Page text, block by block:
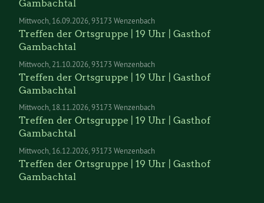
Gambachtal
Mittwoch 16.09.2026 93173 Wenzenbach
Treffen der Ortsgruppe | 19 Uhr | Gasthof
Gambachtal
Mittwoch 21.10.2026 93173 Wenzenbach
Treffen der Ortsgruppe | 19 Uhr | Gasthof
Gambachtal
Mittwoch 18.11.2026 93173 Wenzenbach
Treffen der Ortsgruppe | 19 Uhr | Gasthof
Gambachtal
Mittwoch 16.12.2026 93173 Wenzenbach
Treffen der Ortsgruppe | 19 Uhr | Gasthof
Gambachtal